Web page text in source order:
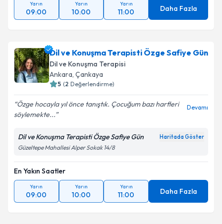
Yarın
09:00
Yarın
10:00
Yarın
11:00 Daha Fazla
Dil ve Konuşma Terapisti Özge Safiye Gün
Dil ve Konuşma Terapisi
Ankara, Çankaya
5 (2 Değerlendirme)
Özge hocayla yıl önce tanıştık. Çocuğum bazı harfleri
söylemekte...
Devamı
Dil ve Konuşma Terapisti Özge Safiye Gün Haritada Göster
Güzeltepe Mahallesi Alper Sokak 14/8
En Yakın Saatler
Yarın
09:00
Yarın
10:00
Yarın
11:00 Daha Fazla